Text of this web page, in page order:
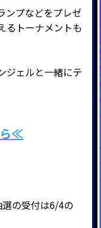
ンプなどをプレゼ
るトーナメントも
ジェルと一緒にテ
≪
の受付は6/4の